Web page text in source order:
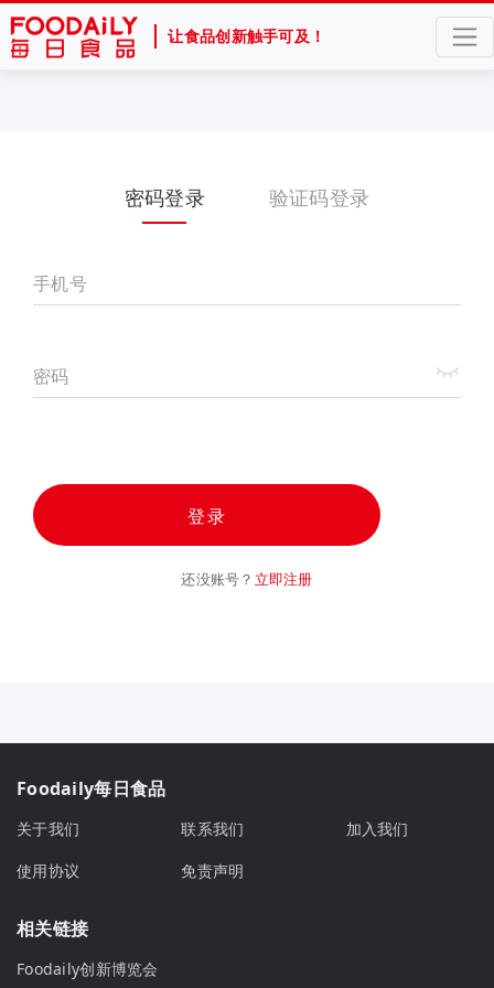
让食品创新触手可及！
密码登录 验证码登录
手机号
密码
登录
还没账号？ 立即注册
Foodaily每日食品
关于我们 联系我们
加入我们
使用协议
免责声明
相关链接
Foodaily创新博览会